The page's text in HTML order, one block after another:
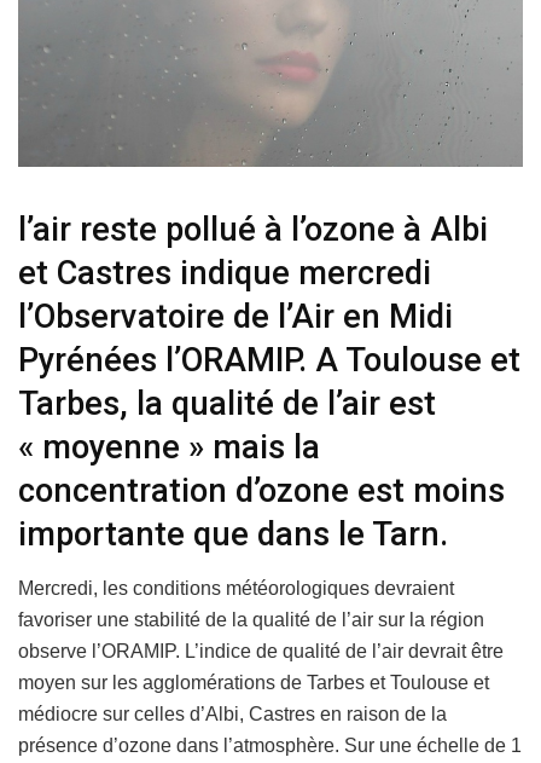
l’air reste pollué à l’ozone à Albi
et Castres indique mercredi
l’Observatoire de l’Air en Midi
Pyrénées l’ORAMIP. A Toulouse et
Tarbes, la qualité de l’air est
« moyenne » mais la
concentration d’ozone est moins
importante que dans le Tarn.
Mercredi, les conditions météorologiques devraient
favoriser une stabilité de la qualité de l’air sur la région
observe l’ORAMIP. L’indice de qualité de l’air devrait être
moyen sur les agglomérations de Tarbes et Toulouse et
médiocre sur celles d’Albi, Castres en raison de la
présence d’ozone dans l’atmosphère. Sur une échelle de 1